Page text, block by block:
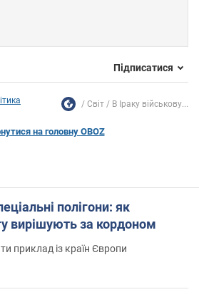
Підписатися
Світ В Іраку військову...
на головну OBOZ
полігони: як
вирішують за кордоном
приклад із країн Європи